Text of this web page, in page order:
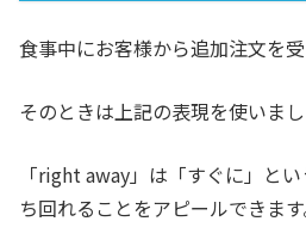
食事中にお客様から追加注文を
そのときは上記の表現を使いまし
「right away」は「すぐに」と
ち回れることをアピールできます